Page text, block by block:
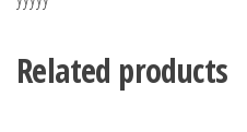
Related products